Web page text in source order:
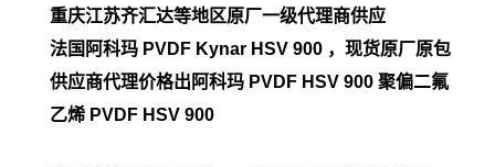
重庆江苏齐汇达等地区原厂一级代理商供应
法国阿科玛 PVDF Kynar HSV 900 ，现货原厂原包
供应商代理价格出阿科玛 PVDF HSV 900 聚偏二氟
乙烯 PVDF HSV 900